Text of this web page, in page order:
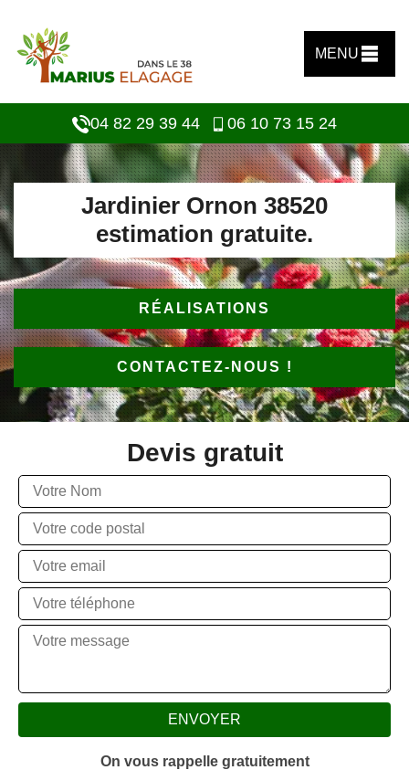
MENU
04 82 29 39 44 06 10 73 15 24
Jardinier Ornon 38520
estimation gratuite.
RÉALISATIONS
CONTACTEZ-NOUS !
Devis gratuit
On vous rappelle gratuitement